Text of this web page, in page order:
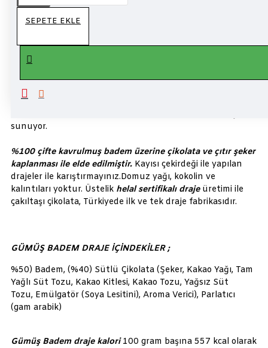
SEPETE EKLE
ÜRÜN BILGISI
badem draje, gümüş badem draje
üzerine sütlü çikolata kapladık onunda üzerine
gümüş rengi şekerleme yaptık.Ortaya nefis bir lezzet çıktı.
Gümüş badem draje
sunuyor.
%100 çifte kavrulmuş badem üzerine çikolata ve çıtır şeker
kaplanması ile elde edilmiştir. Kayısı çekirdeği ile yapılan
drajeler ile karıştırmayınız.Domuz yağı, kokolin ve
kalıntıları yoktur. Üstelik helal sertifikalı drajeüretimi ile
çakıltaşı çikolata, Türkiyede ilk ve tek draje fabrikasıdır.
GÜMÜŞ BADEM DRAJE İÇİNDEKİLER ;
%50) Badem, (%40) Sütlü Çikolata (Şeker, Kakao Yağı, Tam
Yağlı Süt Tozu, Kakao Kitlesi, Kakao Tozu, Yağsız Süt
Tozu, Emülgatör (Soya Lesitini), Aroma Verici), Parlatıcı
(gam arabik)
Gümüş Badem draje kalori100 gram başına 557 kcal olarak